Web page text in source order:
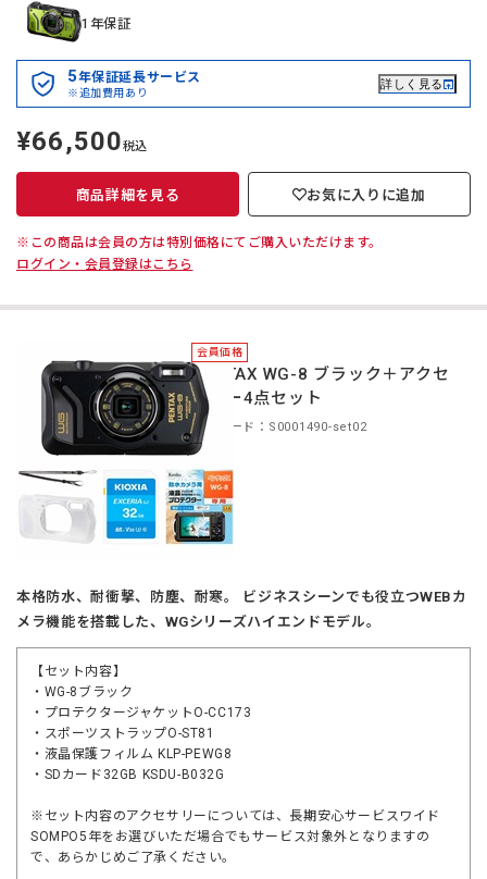
1年保証
5年保証延長サービス
※追加費用あり
詳しく見る
定
価
¥66,500税込
商品詳細を見る お気に入りに追加
※この商品は会員の方は特別価格にてご購入いただけます。
ログイン・会員登録はこちら
会員価格
PENTAX WG-8 ブラック＋アクセ
サリー4点セット
商品コード：S0001490-set02
本格防水、耐衝撃、防塵、耐寒。 ビジネスシーンでも役立つWEBカ
メラ機能を搭載した、WGシリーズハイエンドモデル。
【セット内容】
・WG-8ブラック
・プロテクタージャケットO-CC173
・スポーツストラップO-ST81
・液晶保護フィルム KLP-PEWG8
・SDカード32GB KSDU-B032G
※セット内容のアクセサリーについては、長期安心サービスワイド
SOMPO5年をお選びいただ場合でもサービス対象外となりますの
で、あらかじめご了承ください。